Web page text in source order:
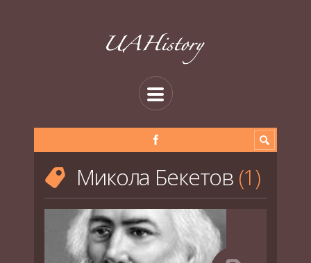
Микола Бекетов 1